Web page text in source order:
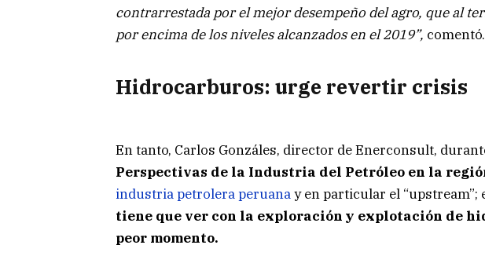
contrarrestada por el mejor desempeño del agro, que al
por encima de los niveles alcanzados en el 2019”, comentó.
Hidrocarburos: urge revertir crisis
En tanto, Carlos Gonzáles, director de Enerconsult,
Perspectivas de la Industria del Petróleo en la
industria petrolera peruanay en particular el “upstream”;
tiene que ver con la exploración y explotación de
peor momento.